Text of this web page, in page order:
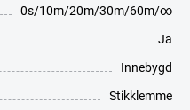
0s/10m/20m/30m/60m/∞
Ja
Innebygd
Stikklemme